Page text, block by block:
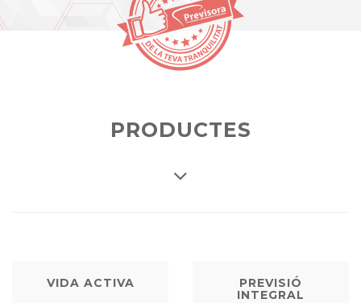
PRODUCTES
VIDA ACTIVA
PREVISIÓ
INTEGRAL